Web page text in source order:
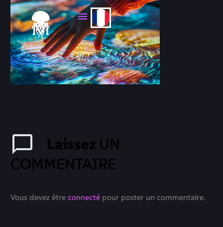
Laissez UN
COMMENTAIRE
Vous devez être connecté pour poster un commentaire.